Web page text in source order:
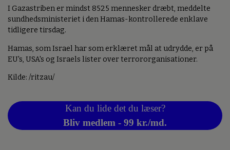
I Gazastriben er mindst 8525 mennesker dræbt, meddelte
sundhedsministeriet i den Hamas-kontrollerede enklave
tidligere tirsdag.
Hamas, som Israel har som erklæret mål at udrydde, er på
EU's, USA's og Israels lister over terrororganisationer.
Kilde: /ritzau/
Kan du lide det du læser?
Bliv medlem - 99 kr./md.